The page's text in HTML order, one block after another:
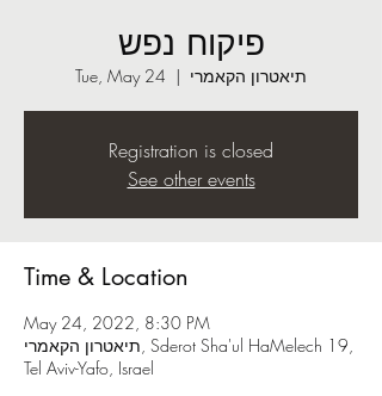
פיקוח נפש
Tue, May 24
  |
תיאטרון הקאמרי
Registration is closed
See other events
Time & Location
May 24, 2022, 8:30 PM
תיאטרון הקאמרי, Sderot Sha'ul HaMelech 19,
Tel Aviv-Yafo, Israel